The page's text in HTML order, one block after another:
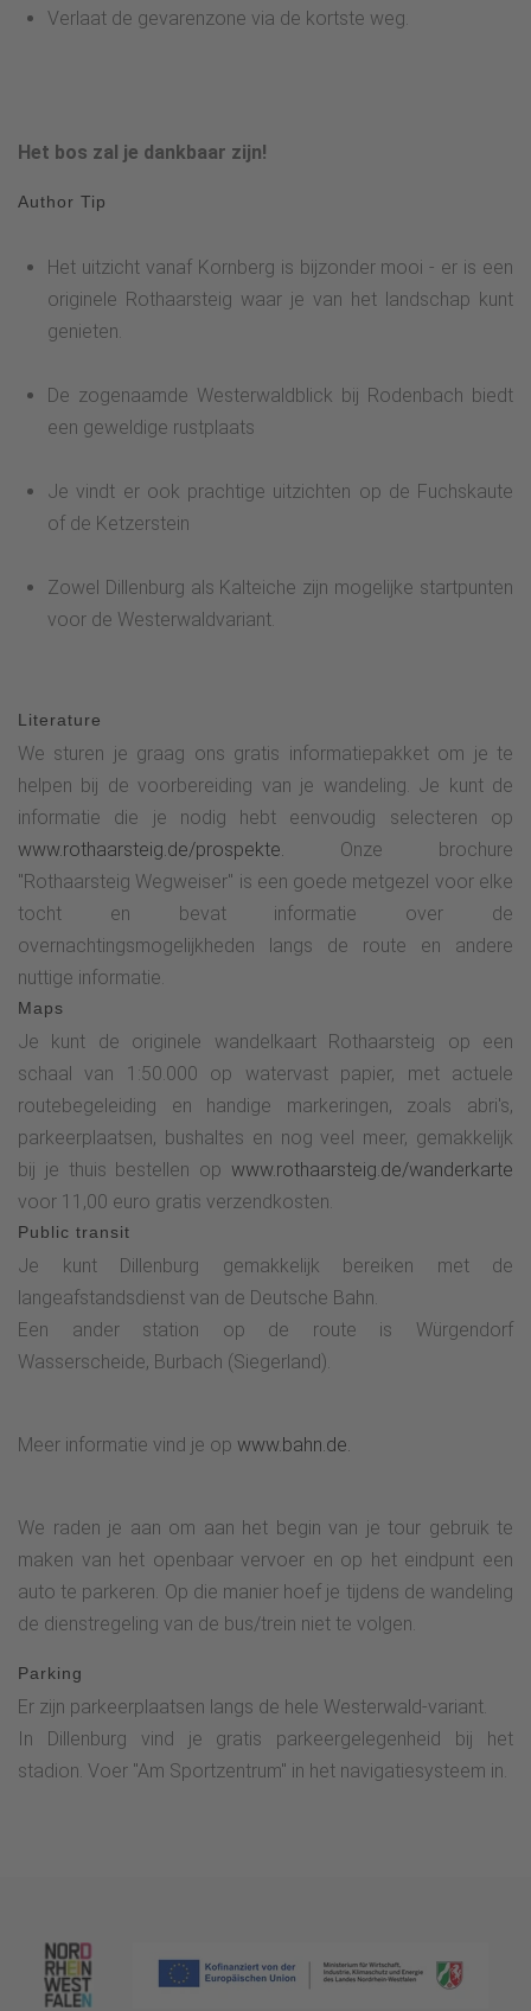
Verlaat de gevarenzone via de kortste weg.
Het bos zal je dankbaar zijn!
Author Tip
Het uitzicht vanaf Kornberg is bijzonder mooi - er is een
originele Rothaarsteig waar je van het landschap kunt
genieten.
De zogenaamde Westerwaldblick bij Rodenbach biedt
een geweldige rustplaats
Je vindt er ook prachtige uitzichten op de Fuchskaute
of de Ketzerstein
Zowel Dillenburg als Kalteiche zijn mogelijke startpunten
voor de Westerwaldvariant.
Literature
We sturen je graag ons gratis informatiepakket om je te
helpen bij de voorbereiding van je wandeling. Je kunt de
informatie die je nodig hebt eenvoudig selecteren op
www.rothaarsteig.de/prospekte.
Onze brochure
"Rothaarsteig Wegweiser" is een goede metgezel voor elke
tocht en bevat informatie over de
overnachtingsmogelijkheden langs de route en andere
nuttige informatie.
Maps
Je kunt de originele wandelkaart Rothaarsteig op een
schaal van 1:50.000 op watervast papier, met actuele
routebegeleiding en handige markeringen, zoals abri's,
parkeerplaatsen, bushaltes en nog veel meer, gemakkelijk
bij je thuis bestellen op www.rothaarsteig.de/wanderkarte
voor 11,00 euro gratis verzendkosten.
Public transit
Je kunt Dillenburg gemakkelijk bereiken met de
langeafstandsdienst van de Deutsche Bahn.
Een ander station op de route is Würgendorf
Wasserscheide, Burbach (Siegerland).
Meer informatie vind je op www.bahn.de.
We raden je aan om aan het begin van je tour gebruik te
maken van het openbaar vervoer en op het eindpunt een
auto te parkeren. Op die manier hoef je tijdens de wandeling
de dienstregeling van de bus/trein niet te volgen.
Parking
Er zijn parkeerplaatsen langs de hele Westerwald-variant.
In Dillenburg vind je gratis parkeergelegenheid bij het
stadion. Voer "Am Sportzentrum" in het navigatiesysteem in.